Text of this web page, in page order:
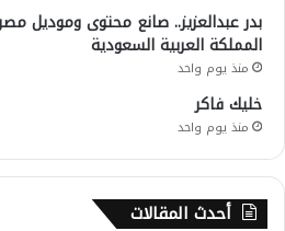
بدر عبدالعزيز.. صانع محتوى وموديل
المملكة العربية السعودية
منذ يوم واحد
خليك فاكر
منذ يوم واحد
أحدث المقالات